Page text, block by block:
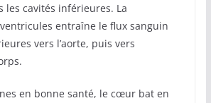
les cavités inférieures. La
entraîne le flux sanguin
vers l’aorte, puis vers
en bonne santé, le cœur bat en